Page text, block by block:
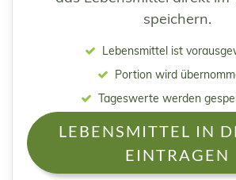
speichern.
Lebensmittel ist
Portion wird
Tageswerte werden
LEBENSMITTEL IN
EINTRAGEN